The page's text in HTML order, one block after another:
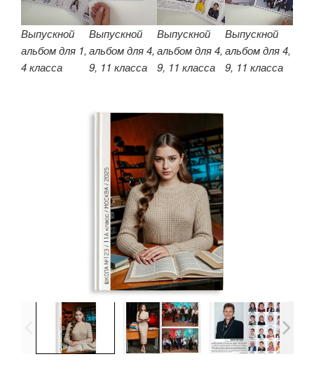
Выпускной
альбом для 1,
4 класса
Выпускной
альбом для 4,
9, 11 класса
Выпускной
альбом для 4,
9, 11 класса
Выпускной
альбом для 4,
9, 11 класса